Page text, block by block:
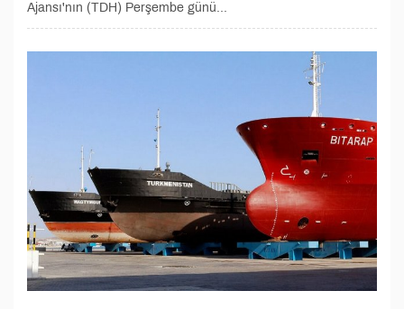
Ajansı'nın (TDH) Perşembe günü...